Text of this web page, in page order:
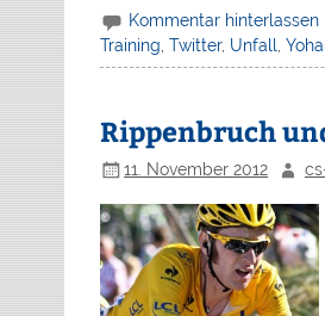
Kommentar hinterlassen
Training,Twitter, Unfall,
Rippenbruch
11. November 2012